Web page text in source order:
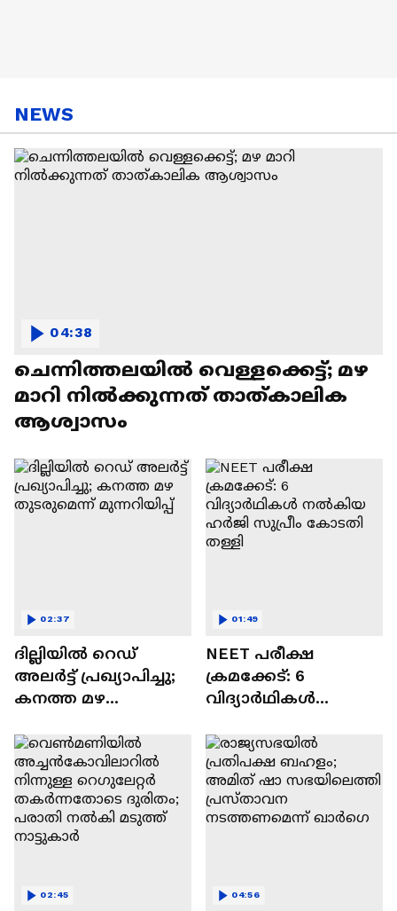
NEWS
ചെന്നിത്തലയിൽ വെള്ളക്കെട്ട്; മഴ
മാറി നിൽക്കുന്നത് താത്കാലിക
ആശ്വാസം
04:38
ദില്ലിയിൽ റെഡ്
അലർട്ട് പ്രഖ്യാപിച്ചു;
കനത്ത മഴ
മുന്നറിയിപ്പ്
02:37
NEET പരീക്ഷ
ക്രമക്കേട്: 6
വിദ്യാർഥികൾ
സുപ്രീം കോടതി
തള്ളി
01:49
02:45 04:56